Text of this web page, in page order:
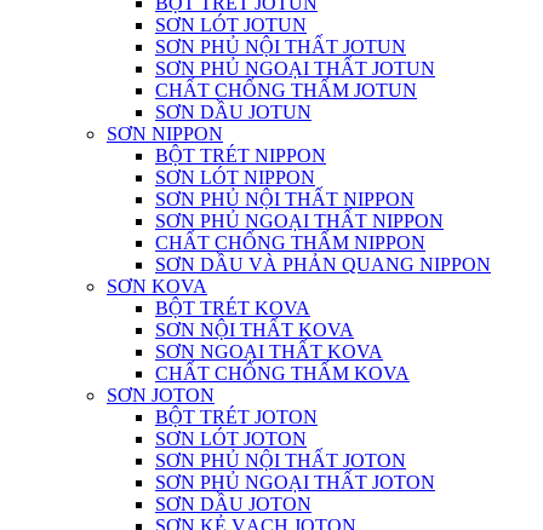
SƠN LÓT JOTUN
SƠN PHỦ NỘI THẤT JOTUN
SƠN PHỦ NGOẠI THẤT JOTUN
CHẤT CHỐNG THẤM JOTUN
SƠN DẦU JOTUN
SƠN NIPPON
BỘT TRÉT NIPPON
SƠN LÓT NIPPON
SƠN PHỦ NỘI THẤT NIPPON
SƠN PHỦ NGOẠI THẤT NIPPON
CHẤT CHỐNG THẤM NIPPON
SƠN DẦU VÀ PHẢN QUANG NIPPON
SƠN KOVA
BỘT TRÉT KOVA
SƠN NỘI THẤT KOVA
SƠN NGOẠI THẤT KOVA
CHẤT CHỐNG THẤM KOVA
SƠN JOTON
BỘT TRÉT JOTON
SƠN LÓT JOTON
SƠN PHỦ NỘI THẤT JOTON
SƠN PHỦ NGOẠI THẤT JOTON
SƠN DẦU JOTON